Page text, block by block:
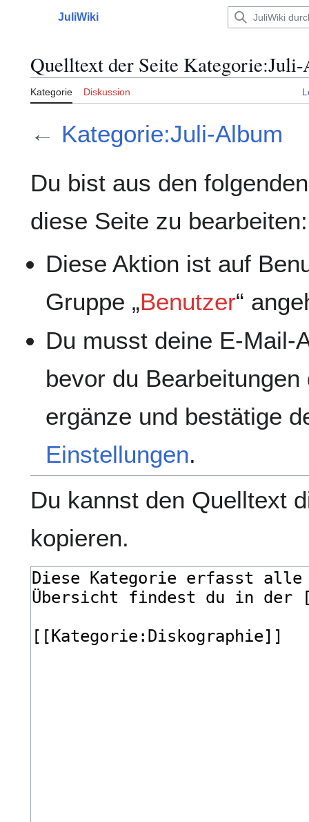
Hauptmenü
JuliWiki
Quelltext der Seite
Kategorie Diskussion
← Kategorie:Juli-Album
Du bist aus den
diese Seite zu bearbeiten:
Diese Aktion ist auf
Gruppe „Benutzer“
Du musst deine E-Mail-
bevor du
ergänze und bestätige
Einstellungen.
Du kannst den Quelltext
kopieren.